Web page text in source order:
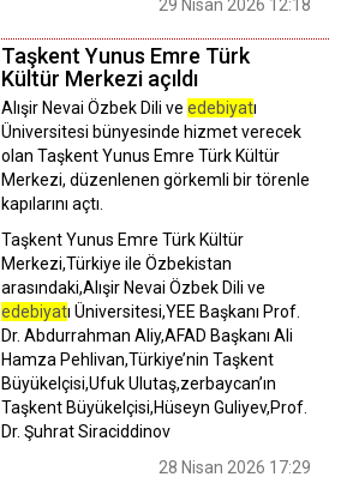
29 Nisan 2026 12:18
Taşkent Yunus Emre Türk
Kültür Merkezi açıldı
Alışir Nevai Özbek Dili ve edebiyatı
Üniversitesi bünyesinde hizmet verecek
olan Taşkent Yunus Emre Türk Kültür
Merkezi, düzenlenen görkemli bir törenle
kapılarını açtı.
Taşkent Yunus Emre Türk Kültür
Merkezi,​​​​​​​Türkiye ile Özbekistan
arasındaki,Alışir Nevai Özbek Dili ve
edebiyatı Üniversitesi,YEE Başkanı Prof.
Dr. Abdurrahman Aliy,AFAD Başkanı Ali
Hamza Pehlivan,Türkiye’nin Taşkent
Büyükelçisi,Ufuk Ulutaş,zerbaycan’ın
Taşkent Büyükelçisi,Hüseyn Guliyev,Prof.
Dr. Şuhrat Siraciddinov
28 Nisan 2026 17:29